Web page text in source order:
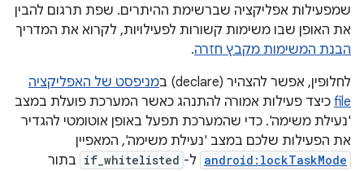
שמפעילות אפליקציה שברשימת ההיתרים. שפת תרגום להבין
את האופן שבו משימות קשורות לפעילויות, לקרוא את המדריך
הבנת המשימות מקבץ חזרה.
לחלופין, אפשר להצהיר (declare) ב
מניפסט של האפליקציה
file כיצד פעילות אמורה להתנהג כאשר המערכת פועלת במצב
'נעילת משימה'. כדי שהמערכת תפעל באופן אוטומטי להגדיר
את הפעילות שלכם במצב 'נעילת משימה', המאפיין
android:lockTaskMode ל- if_whitelisted בתור